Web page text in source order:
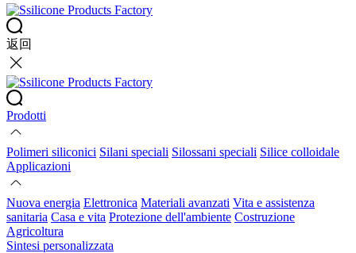
返回
Prodotti
Polimeri siliconici Silani speciali Silossani speciali Silice colloidale
Applicazioni
Nuova energia Elettronica Materiali avanzati Vita e assistenza
sanitaria Casa e vita Protezione dell'ambiente Costruzione
Agricoltura
Sintesi personalizzata